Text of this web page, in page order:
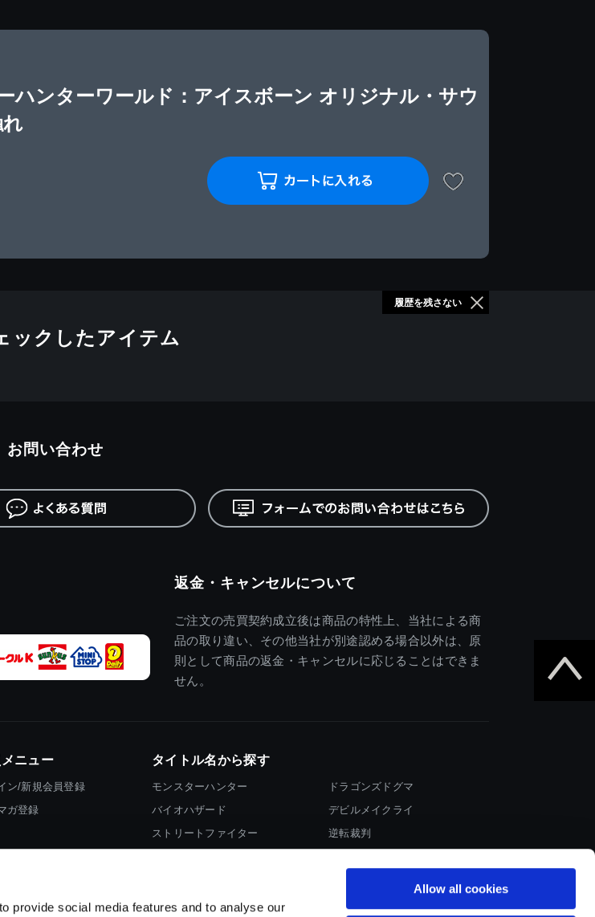
provide social media features and to analyse our
Allow all cookies
ハンターワールド：アイスボーン オリジナル・サウ
ックしたアイテム
履歴を残さない
返金・キャンセルについて
ご注文の売買契約成立後は商品の特性上、当社による商
品の取り違い、その他当社が別途認める場合以外は、原
則として商品の返金・キャンセルに応じることはできま
せん。
お問い合わせ
ニュー
ン/新規会員登録
ガ登録
タイトル名から探す
モンスターハンター
バイオハザード
ストリートファイター
ドラゴンズドグマ
デビルメイクライ
逆転裁判